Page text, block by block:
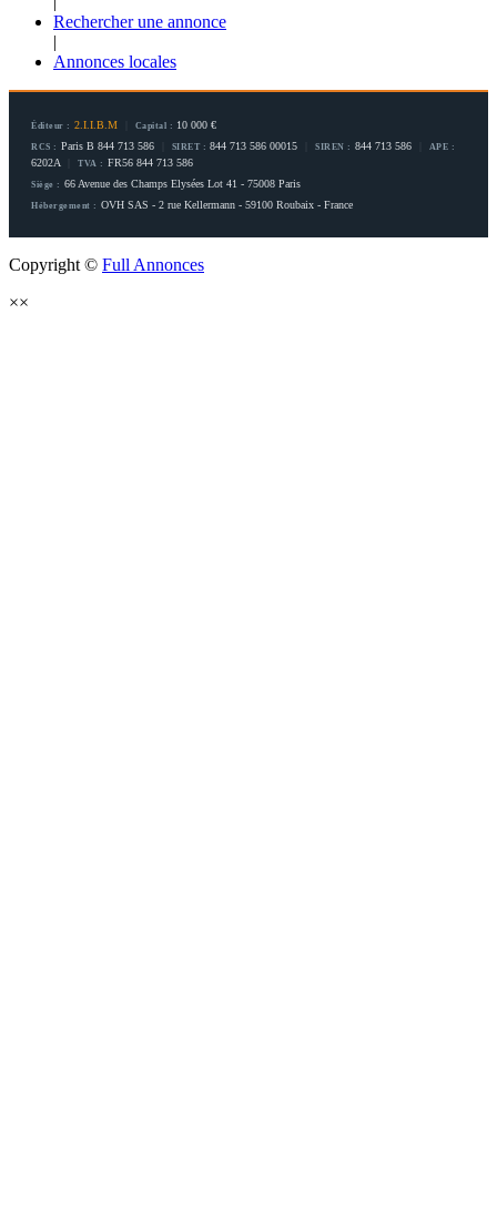
Rechercher une annonce
|
Annonces locales
Éditeur : 2.I.I.B.M Capital : 10 000 €
RCS : Paris B 844 713 586 SIRET : 844 713 586 00015 SIREN : 844 713 586 APE :
6202A TVA : FR56 844 713 586
Siège : 66 Avenue des Champs Elysées Lot 41 - 75008 Paris
Hébergement : OVH SAS - 2 rue Kellermann - 59100 Roubaix - France
Copyright © Full Annonces
××